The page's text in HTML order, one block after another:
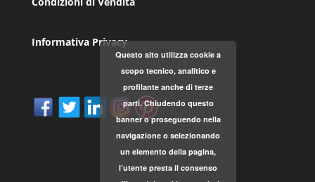
Informativa Privacy
Questo sito utilizza cookie a
scopo tecnico, analitico e
profilante anche di terze
parti. Chiudendo questo
banner o proseguendo nella
navigazione o selezionando
un elemento della pagina,
l’utente presta il consenso